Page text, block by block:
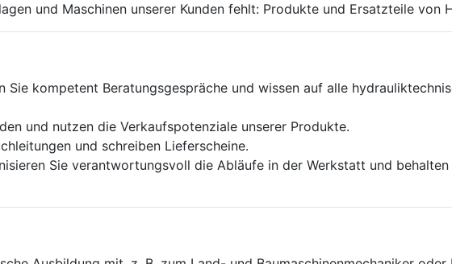
und Maschinen unserer Kunden fehlt: Produkte und Ersatzteile von
kompetent Beratungsgespräche und wissen auf alle
und nutzen die Verkaufspotenziale unserer Produkte.
und schreiben Lieferscheine.
Sie verantwortungsvoll die Abläufe in der Werkstatt und